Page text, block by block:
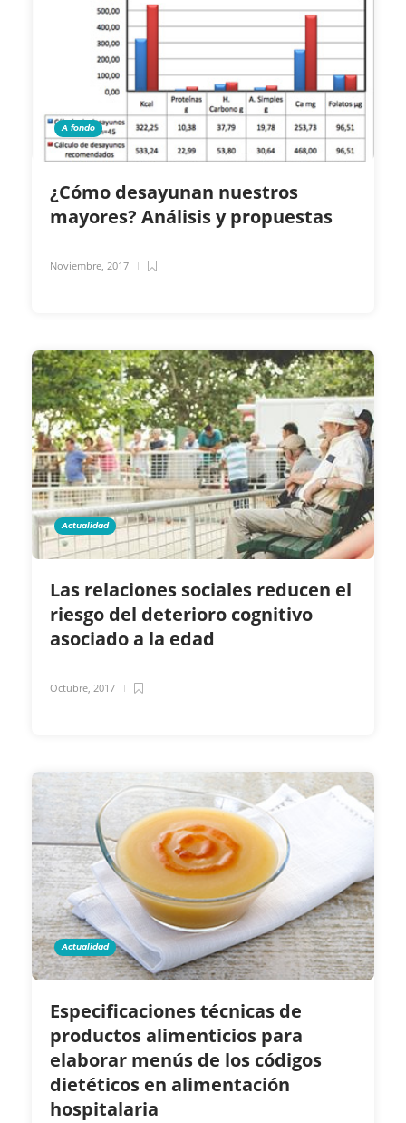
A fondo
¿Cómo desayunan nuestros
mayores? Análisis y propuestas
Noviembre, 2017
Actualidad
Las relaciones sociales reducen el
riesgo del deterioro cognitivo
asociado a la edad
Octubre, 2017
Actualidad
Especificaciones técnicas de
productos alimenticios para
elaborar menús de los códigos
dietéticos en alimentación
hospitalaria